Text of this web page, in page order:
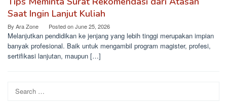
Saat Ingin Lanjut Kuliah
By Ara Zone Posted onJune 25, 2026
Melanjutkan pendidikan ke jenjang yang lebih tinggi merupakan impian
banyak profesional. Baik untuk mengambil program magister, profesi,
sertifikasi lanjutan, maupun […]
Search
for: